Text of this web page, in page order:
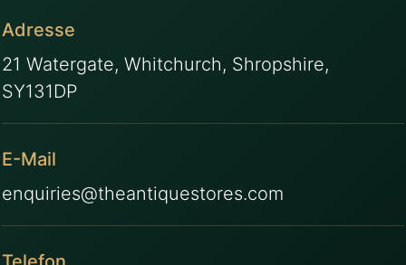
Adresse
21 Watergate, Whitchurch, Shropshire,
SY131DP
E-Mail
enquiries@theantiquestores.com